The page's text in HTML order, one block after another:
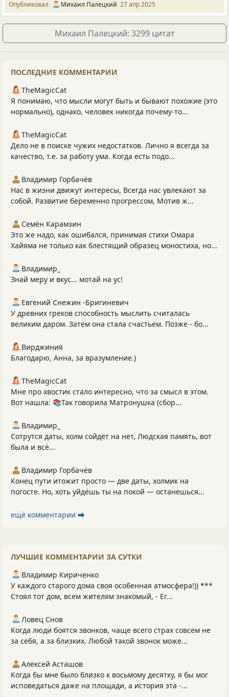
Опубликовал Михаил Палецкий 27 апр 2025
Михаил Палецкий: 3299 цитат
ПОСЛЕДНИЕ КОММЕНТАРИИ
TheMagicCat
Я понимаю, что мысли могут быть и бывают похожие (это
нормально), однако, человек никогда почему-то...
TheMagicCat
Дело не в поиске чужих недостатков. Лично я всегда за
качество, т.е. за работу ума. Когда есть подо...
Владимир Горбачёв
Нас в жизни движут интересы, Всегда нас увлекают за
собой. Развитие беременно прогрессом, Мотив ж...
Семён Карамзин
Это же надо, как ошибался, принимая стихи Омара
Хайяма не только как блестящий образец моностиха, но...
Владимир_
Знай меру и вкус... мотай на ус!
Евгений Снежин -Бригиневич
У древних греков способность мыслить считалась
великим даром. Затем она стала счастьем. Позже - бо...
Вирджиния
Благодарю, Анна, за вразумление.)
TheMagicCat
Мне про хвостик стало интересно, что за смысл в этом.
Вот нашла: 📚Так говорила Матронушка (сбор...
Владимир_
Сотрутся даты, холм сойдёт на нет, Людская память, вот
была и всё...
Владимир Горбачёв
Конец пути итожит просто — две даты, холмик на
погосте. Но, хоть уйдёшь ты на покой — останешься...
ещё комментарии ⮕
ЛУЧШИЕ КОММЕНТАРИИ ЗА СУТКИ
Владимир Кириченко
У каждого старого дома своя особенная атмосфера!)) ***
Стоял тот дом, всем жителям знакомый, - Ег...
Ловец Снов
Когда люди боятся звонков, чаще всего страх совсем не
за себя, а за близких. Любой такой звонок може...
Алексей Асташов
Когда бы мне было близко к восьмому десятку, я бы мог
исповедаться даже на площади, а история эта -...